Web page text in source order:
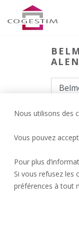
Nous utilisons des
Vous pouvez
Pour plus
Si vous refusez les
préférences à tout